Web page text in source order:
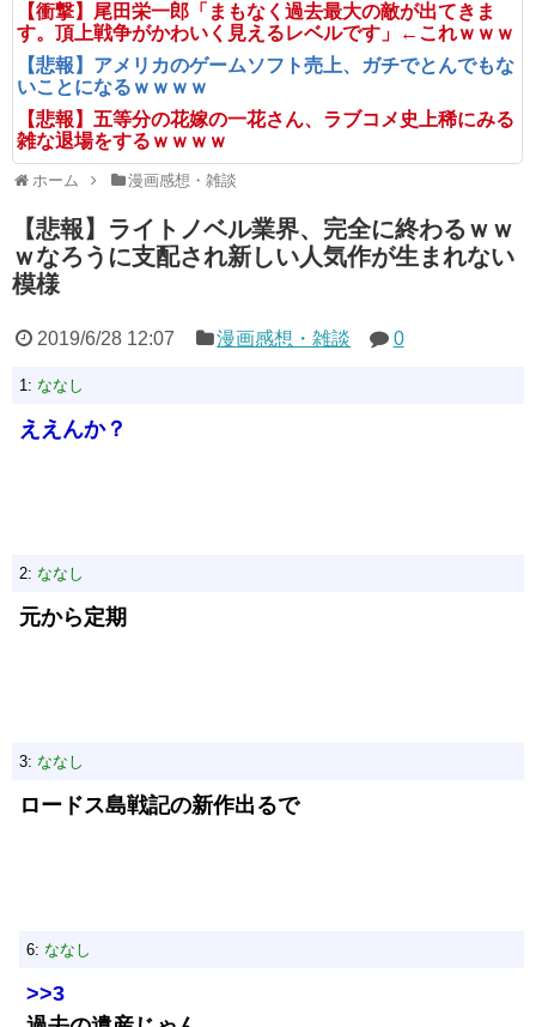
【衝撃】尾田栄一郎「まもなく過去最大の敵が出てきま
す。頂上戦争がかわいく見えるレベルです」←これｗｗｗ
【悲報】アメリカのゲームソフト売上、ガチでとんでもな
いことになるｗｗｗｗ
【悲報】五等分の花嫁の一花さん、ラブコメ史上稀にみる
雑な退場をするｗｗｗｗ
ホーム 漫画感想・雑談
【悲報】ライトノベル業界、完全に終わるｗｗ
ｗなろうに支配され新しい人気作が生まれない
模様
2019/6/28 12:07 漫画感想・雑談 0
1: ななし
ええんか？
2: ななし
元から定期
3: ななし
ロードス島戦記の新作出るで
6: ななし
>>3